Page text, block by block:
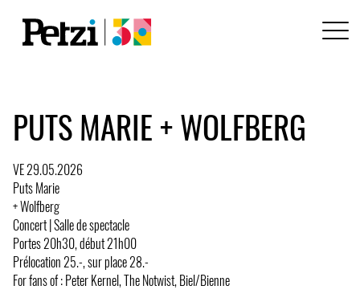
PUTS MARIE + WOLFBERG
VE 29.05.2026
Puts Marie
+ Wolfberg
Concert | Salle de spectacle
Portes 20h30, début 21h00
Prélocation 25.-, sur place 28.-
For fans of : Peter Kernel, The Notwist, Biel/Bienne